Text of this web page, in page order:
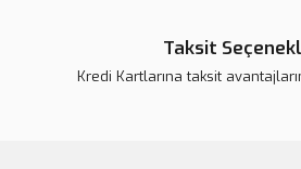
Taksit
Kredi Kartlarına taksit